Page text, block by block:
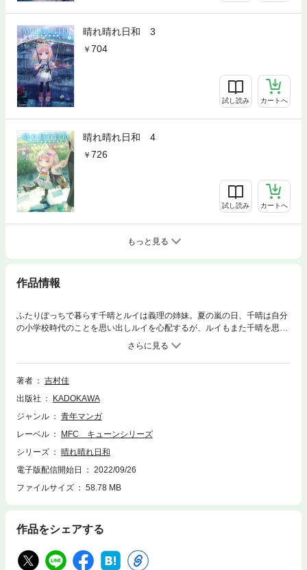
晴れ晴れ日和 3
704
試し読み カートへ
晴れ晴れ日和 4
726
試し読み カートへ
もっと見る
作品情報
ふたりぽっちで暮らす千晴とルイは義理の姉妹。夏の嵐の日、千晴は自分
の小学校時代のことを思い出しルイを心配するが、ルイもまた千晴を思い
やる。「晴れ」と「雨」の物語――。
著者
吉村佳
出版社
KADOKAWA
ジャンル
青年マンガ
レーベル
MFC キューンシリーズ
シリーズ
晴れ晴れ日和
電子版配信開始日
2022/09/26
ファイルサイズ
58.78 MB
作品をシェアする